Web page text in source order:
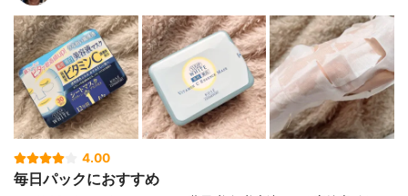
4.00
毎日パックにおすすめ